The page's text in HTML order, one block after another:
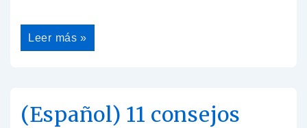
Leer más »
(Español) 11 consejos